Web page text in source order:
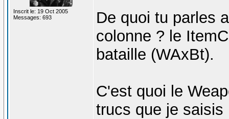
Inscrit le: 19 Oct 2005
Messages: 693
De quoi tu parles
colonne ? le
bataille (WAxBt).
C'est quoi le
trucs que je